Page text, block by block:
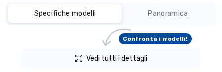
Specifiche modelli Panoramica
Vedi tutti i dettagli
Confronta i modelli!